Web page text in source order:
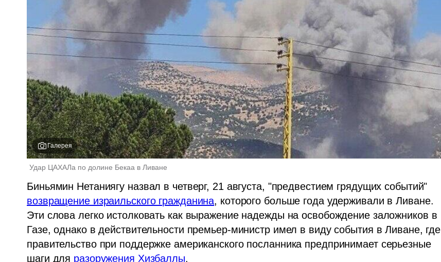
Галерея
Удар ЦАХАЛа по долине Бекаа в Ливане
возвращение израильского гражданина, которого больше года удерживали в Ливане.
Эти слова легко истолковать как выражение надежды на освобождение заложников в
Газе, однако в действительности премьер-министр имел в виду события в Ливане, где
правительство при поддержке американского посланника предпринимает серьезные
шаги для разоружения Хизбаллы.